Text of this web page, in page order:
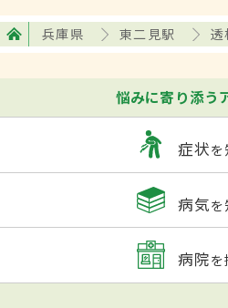
兵庫県 東二見駅 透
悩みに寄り添う
症状を
病気を
病院を